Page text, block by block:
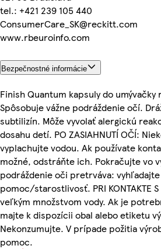
tel.: +421 239 105 440
ConsumerCare_SK@reckitt.com
www.rbeuroinfo.com
Bezpečnostné informácie
Finish Quantum kapsuly do umývačky
Spôsobuje vážne podráždenie očí.
subtilizín. Môže vyvolať alergickú
dosahu detí. PO ZASIAHNUTÍ OČÍ:
vyplachujte vodou. Ak používate
možné, odstráňte ich. Pokračujte vo
podráždenie oči pretrváva:
pomoc/starostlivosť. PRI KONTAKTE S
veľkým množstvom vody. Ak je
majte k dispozícii obal alebo etiketu
Nekonzumujte. V prípade požitia
pomoc.